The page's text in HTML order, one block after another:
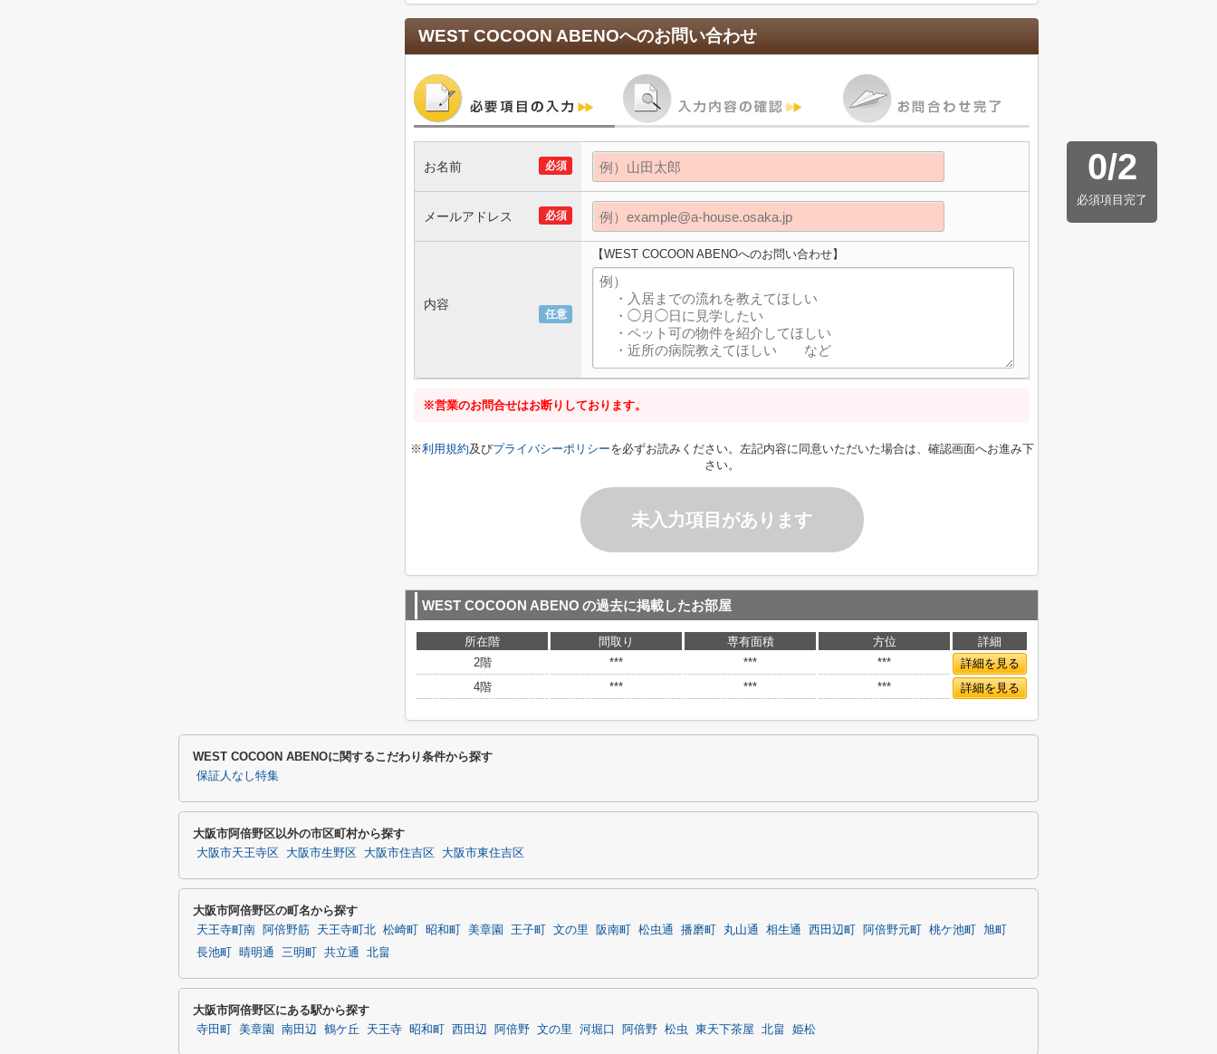
WEST COCOON ABENOへのお問い合わせ
0/2
必須項目完了
必須
お名前
必須
メールアドレス
任意
内容
【WEST COCOON ABENOへのお問い合わせ】
※営業のお問合せはお断りしております。
※利用規約及びプライバシーポリシーを必ずお読みください。左記内容に同意いただいた場合は、確認画面へお進み下
さい。
未入力項目があります
WEST COCOON ABENO の過去に掲載したお部屋
所在階 間取り 専有面積 方位
詳細
2階
*** *** ***
詳細を見る
4階
*** *** *** 詳細を見る
WEST COCOON ABENOに関するこだわり条件から探す
保証人なし特集
大阪市阿倍野区以外の市区町村から探す
大阪市天王寺区 大阪市生野区 大阪市住吉区 大阪市東住吉区
大阪市阿倍野区の町名から探す
天王寺町南 阿倍野筋 天王寺町北 松崎町 昭和町 美章園 王子町 文の里 阪南町 松虫通 播磨町 丸山通 相生通 西田辺町 阿倍野元町 桃ケ池町
旭町
長池町
晴明通 三明町 共立通 北畠
大阪市阿倍野区にある駅から探す
寺田町 美章園 南田辺 鶴ケ丘 天王寺 昭和町 西田辺 阿倍野 文の里 河堀口 阿倍野 松虫 東天下茶屋 北畠 姫松